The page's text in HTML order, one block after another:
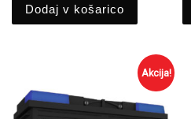
Dodaj v košarico
Akcija!